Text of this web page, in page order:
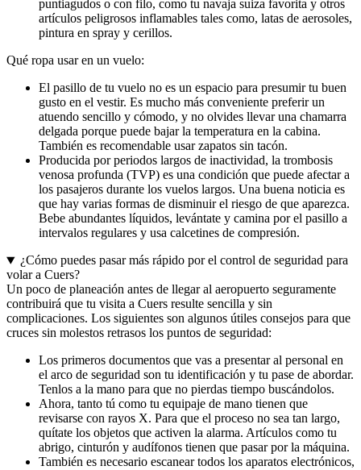
puntiagudos o con filo, como tu navaja suiza favorita y otros
artículos peligrosos inflamables tales como, latas de aerosoles,
pintura en spray y cerillos.
Qué ropa usar en un vuelo:
El pasillo de tu vuelo no es un espacio para presumir tu buen
gusto en el vestir. Es mucho más conveniente preferir un
atuendo sencillo y cómodo, y no olvides llevar una chamarra
delgada porque puede bajar la temperatura en la cabina.
También es recomendable usar zapatos sin tacón.
Producida por periodos largos de inactividad, la trombosis
venosa profunda (TVP) es una condición que puede afectar a
los pasajeros durante los vuelos largos. Una buena noticia es
que hay varias formas de disminuir el riesgo de que aparezca.
Bebe abundantes líquidos, levántate y camina por el pasillo a
intervalos regulares y usa calcetines de compresión.
¿Cómo puedes pasar más rápido por el control de seguridad para
volar a Cuers?
Un poco de planeación antes de llegar al aeropuerto seguramente
contribuirá que tu visita a Cuers resulte sencilla y sin
complicaciones. Los siguientes son algunos útiles consejos para que
cruces sin molestos retrasos los puntos de seguridad:
Los primeros documentos que vas a presentar al personal en
el arco de seguridad son tu identificación y tu pase de abordar.
Tenlos a la mano para que no pierdas tiempo buscándolos.
Ahora, tanto tú como tu equipaje de mano tienen que
revisarse con rayos X. Para que el proceso no sea tan largo,
quítate los objetos que activen la alarma. Artículos como tu
abrigo, cinturón y audífonos tienen que pasar por la máquina.
También es necesario escanear todos los aparatos electrónicos,